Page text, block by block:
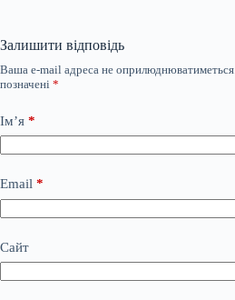
Залишити відповідь
Ваша e-mail адреса не оприлюднюватиметься.
позначені *
Ім’я *
Email *
Сайт